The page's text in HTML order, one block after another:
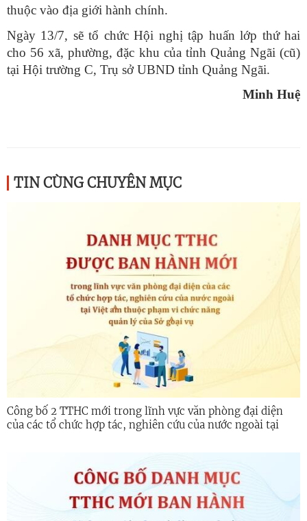
thuộc vào địa giới hành chính.
Ngày 13/7, sẽ tổ chức Hội nghị tập huấn lớp thứ hai
cho 56 xã, phường, đặc khu của tỉnh Quảng Ngãi (cũ)
tại Hội trường C, Trụ sở UBND tỉnh Quảng Ngãi.
Minh Huệ
TIN CÙNG CHUYÊN MỤC
Công bố 2 TTHC mới trong lĩnh vực văn phòng đại diện
của các tổ chức hợp tác, nghiên cứu của nước ngoài tại